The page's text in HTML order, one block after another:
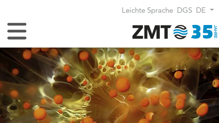
Leichte Sprache DGS DE
Navigation umschalten